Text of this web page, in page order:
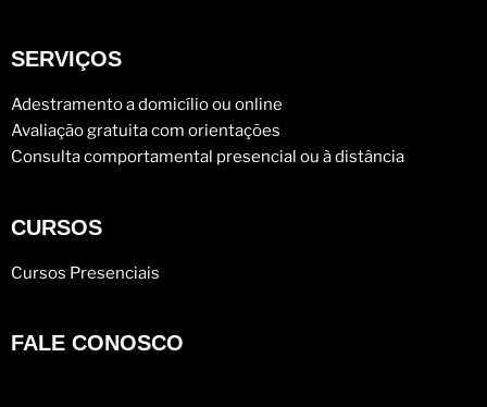
SERVIÇOS
Adestramento a domicílio ou online
Avaliação gratuita com orientações
Consulta comportamental presencial ou à distância
CURSOS
Cursos Presenciais
FALE CONOSCO